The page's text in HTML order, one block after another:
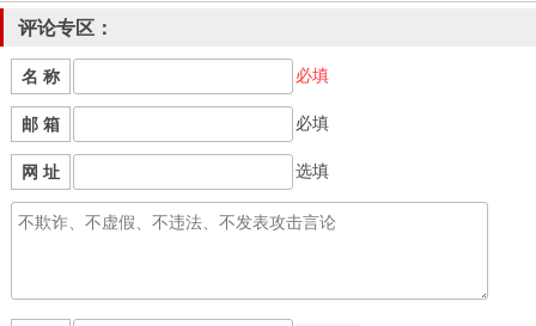
评论专区：
名 称 必填
邮 箱 必填
网 址 选填